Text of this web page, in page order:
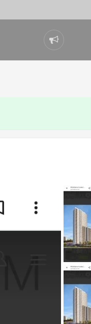
Denunciar
problema